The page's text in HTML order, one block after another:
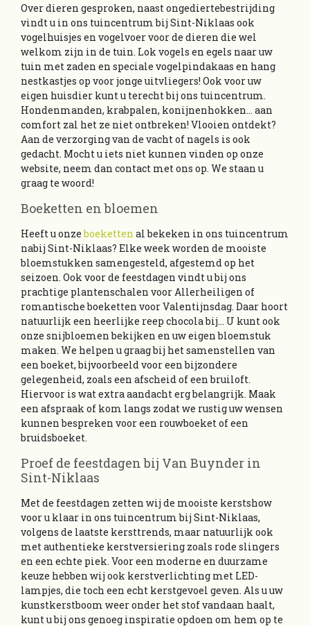
Over dieren gesproken, naast ongediertebestrijding
vindt u in ons tuincentrum bij Sint-Niklaas ook
vogelhuisjes en vogelvoer voor de dieren die wel
welkom zijn in de tuin. Lok vogels en egels naar uw
tuin met zaden en speciale vogelpindakaas en hang
nestkastjes op voor jonge uitvliegers! Ook voor uw
eigen huisdier kunt u terecht bij ons tuincentrum.
Hondenmanden, krabpalen, konijnenhokken… aan
comfort zal het ze niet ontbreken! Vlooien ontdekt?
Aan de verzorging van de vacht of nagels is ook
gedacht. Mocht u iets niet kunnen vinden op onze
website, neem dan contact met ons op. We staan u
graag te woord!
Boeketten en bloemen
Heeft u onzeboeketten al bekeken in ons tuincentrum
nabij Sint-Niklaas? Elke week worden de mooiste
bloemstukken samengesteld, afgestemd op het
seizoen. Ook voor de feestdagen vindt u bij ons
prachtige plantenschalen voor Allerheiligen of
romantische boeketten voor Valentijnsdag. Daar hoort
natuurlijk een heerlijke reep chocola bij… U kunt ook
onze snijbloemen bekijken en uw eigen bloemstuk
maken. We helpen u graag bij het samenstellen van
een boeket, bijvoorbeeld voor een bijzondere
gelegenheid, zoals een afscheid of een bruiloft.
Hiervoor is wat extra aandacht erg belangrijk. Maak
een afspraak of kom langs zodat we rustig uw wensen
kunnen bespreken voor een rouwboeket of een
bruidsboeket.
Proef de feestdagen bij Van Buynder in
Sint-Niklaas
Met de feestdagen zetten wij de mooiste kerstshow
voor u klaar in ons tuincentrum bij Sint-Niklaas,
volgens de laatste kersttrends, maar natuurlijk ook
met authentieke kerstversiering zoals rode slingers
en een echte piek. Voor een moderne en duurzame
keuze hebben wij ook kerstverlichting met LED-
lampjes, die toch een echt kerstgevoel geven. Als u uw
kunstkerstboom weer onder het stof vandaan haalt,
kunt u bij ons genoeg inspiratie opdoen om hem op te